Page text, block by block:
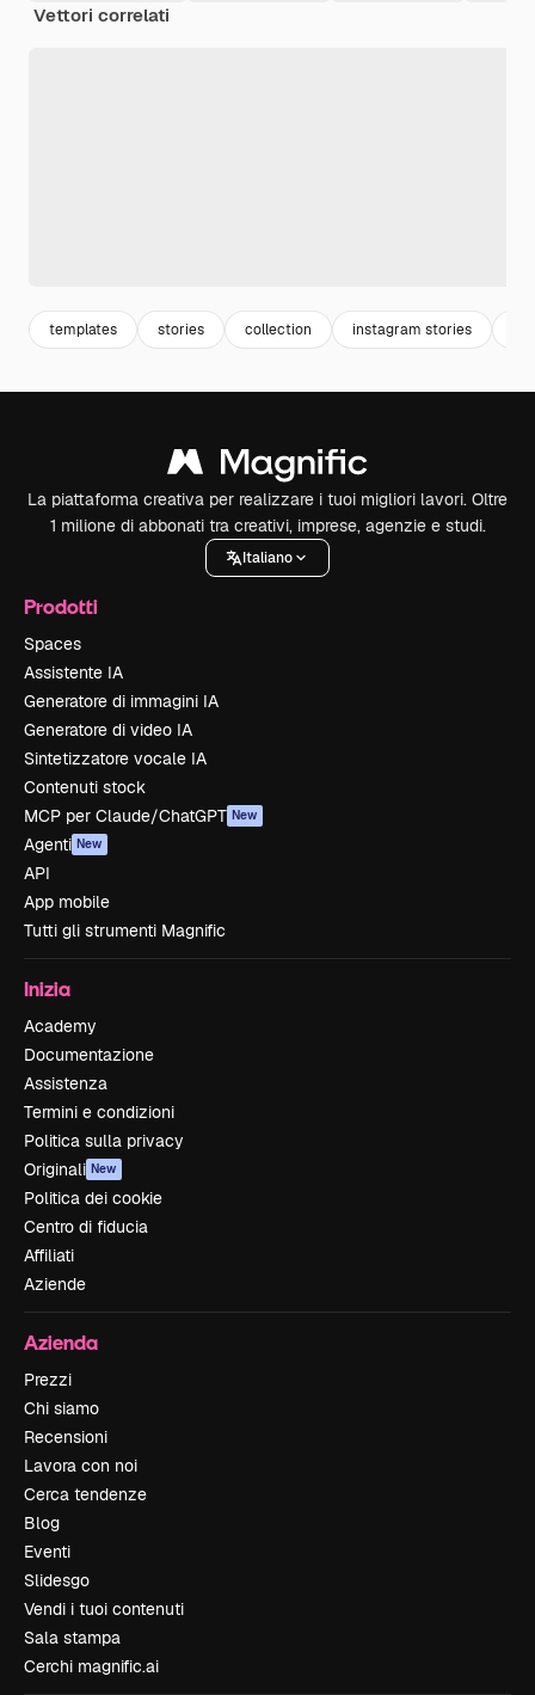
Vettori correlati
templates stories collection instagram stories
La piattaforma creativa per realizzare i tuoi migliori lavori. Oltre
1 milione di abbonati tra creativi, imprese, agenzie e studi.
Italiano
Prodotti
Spaces
Assistente IA
Generatore di immagini IA
Generatore di video IA
Sintetizzatore vocale IA
Contenuti stock
MCP per Claude/ChatGPT New
Agenti New
API
App mobile
Tutti gli strumenti Magnific
Inizia
Academy
Documentazione
Assistenza
Termini e condizioni
Politica sulla privacy
Originali New
Politica dei cookie
Centro di fiducia
Affiliati
Aziende
Azienda
Prezzi
Chi siamo
Recensioni
Lavora con noi
Cerca tendenze
Blog
Eventi
Slidesgo
Vendi i tuoi contenuti
Sala stampa
Cerchi magnific.ai